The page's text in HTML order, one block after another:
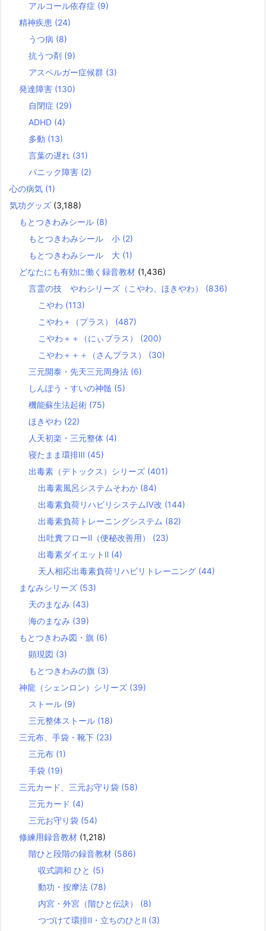
アルコール依存症 (9)
精神疾患 (24)
うつ病 (8)
抗うつ剤 (9)
アスペルガー症候群 (3)
発達障害 (130)
自閉症 (29)
ADHD (4)
多動 (13)
言葉の遅れ (31)
パニック障害 (2)
心の病気 (1)
気功グッズ (3,188)
もとつきわみシール (8)
もとつきわみシール 小 (2)
もとつきわみシール 大 (1)
どなたにも有効に働く録音教材 (1,436)
言霊の技 やわシリーズ（こやわ、ほきやわ） (836)
こやわ (113)
こやわ＋（プラス） (487)
こやわ＋＋（にぃプラス） (200)
こやわ＋＋＋（さんプラス） (30)
三元開泰・先天三元周身法 (6)
しんぽう・すいの神髄 (5)
機能蘇生法起術 (75)
ほきやわ (22)
人天初楽・三元整体 (4)
寝たまま環排Ⅲ (45)
出毒素（デトックス）シリーズ (401)
出毒素風呂システムそわか (84)
出毒素負荷リハビリシステムⅣ改 (144)
出毒素負荷トレーニングシステム (82)
出吐糞フローⅡ（便秘改善用） (23)
出毒素ダイエットⅡ (4)
天人相応出毒素負荷リハビリトレーニング (44)
まなみシリーズ (53)
天のまなみ (43)
海のまなみ (39)
もとつきわみ図・旗 (6)
顕現図 (3)
もとつきわみの旗 (3)
神龍（シェンロン）シリーズ (39)
ストール (9)
三元整体ストール (18)
三元布、手袋・靴下 (23)
三元布 (1)
手袋 (19)
三元カード、三元お守り袋 (58)
三元カード (4)
三元お守り袋 (54)
修練用録音教材 (1,218)
階ひと段階の録音教材 (586)
収式調和 ひと (5)
動功・按摩法 (78)
内宮・外宮（階ひと伝訣） (8)
つづけて環排Ⅱ・立ちのひとⅡ (3)